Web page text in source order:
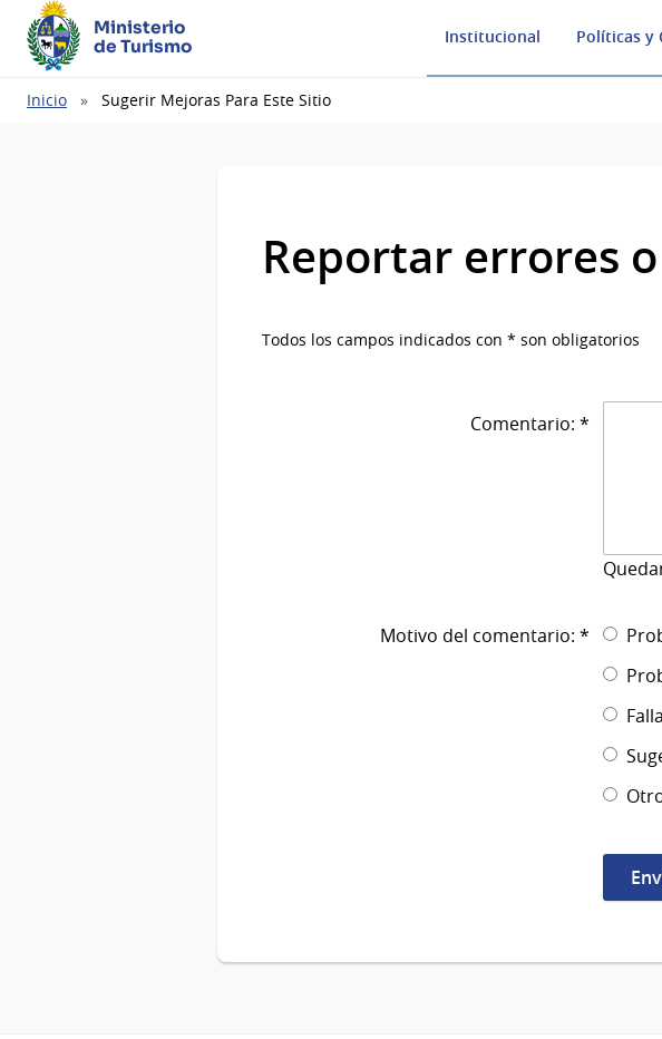
Ministerio
de Turismo
Institucional Políticas y
Ruta
Inicio Sugerir Mejoras Para Este Sitio
Reportar errores
Todos los campos indicados con * son obligatorios
Comentario: *
Motivo del comentario: *